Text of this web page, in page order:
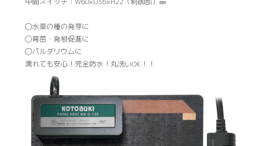
◯水草の種の発芽に
◯育苗・発根促進に
◯パルダリウムに
濡れても安心！完全防水！丸洗いOK！！